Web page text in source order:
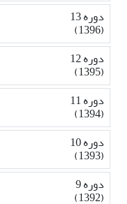
دوره 13
(1396)
دوره 12
(1395)
دوره 11
(1394)
دوره 10
(1393)
دوره 9
(1392)